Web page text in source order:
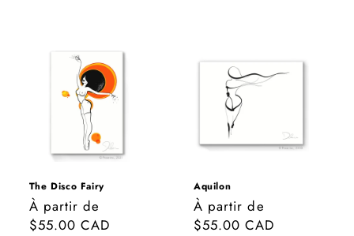
The Disco Fairy
Prix
habituel
À partir de
$55.00 CAD
Aquilon
Prix
habituel
À partir de
$55.00 CAD